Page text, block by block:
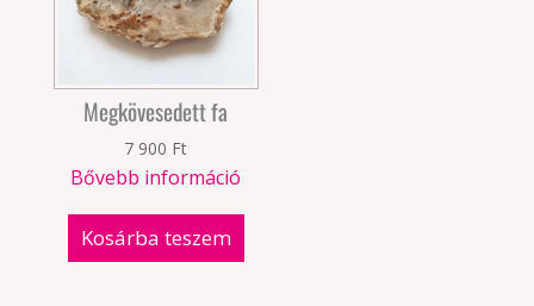
Megkövesedett fa
7 900 Ft
Bővebb információ
Kosárba teszem